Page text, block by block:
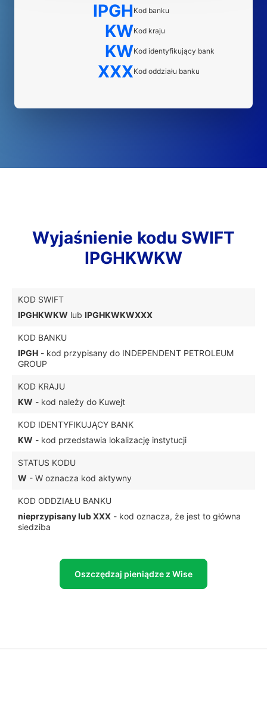
IPGHKod banku
KWKod kraju
KWKod identyfikujący bank
XXXKod oddziału banku
Wyjaśnienie kodu SWIFT
IPGHKWKW
KOD SWIFT
IPGHKWKW lub IPGHKWKWXXX
KOD BANKU
IPGH - kod przypisany do INDEPENDENT PETROLEUM
GROUP
KOD KRAJU
KW - kod należy do Kuwejt
KOD IDENTYFIKUJĄCY BANK
KW - kod przedstawia lokalizację instytucji
STATUS KODU
W - W oznacza kod aktywny
KOD ODDZIAŁU BANKU
nieprzypisany lub XXX - kod oznacza, że jest to główna
siedziba
Oszczędzaj pieniądze z Wise